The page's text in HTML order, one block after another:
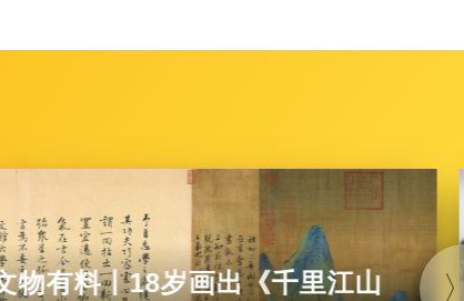
物有料丨18岁画出《千里江山